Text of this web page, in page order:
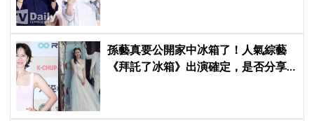
孫藝真要公開家中冰箱了！人氣綜藝
《拜託了冰箱》出演確定，是否分享